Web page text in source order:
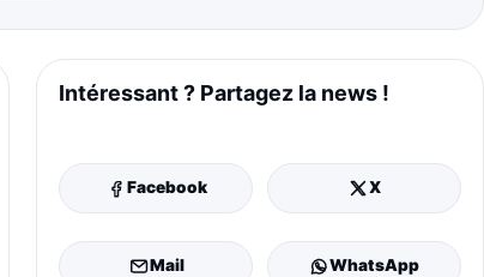
Intéressant ? Partagez la news !
Facebook X
Mail WhatsApp